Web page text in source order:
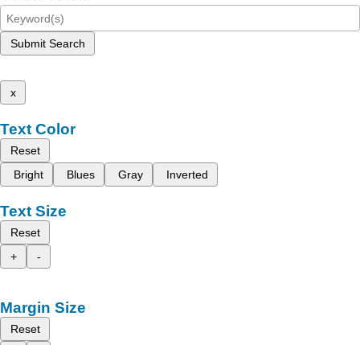
Submit Search
x
Text Color
Reset
Bright
Blues Gray Inverted
Text Size
Reset
+
-
Margin Size
Reset